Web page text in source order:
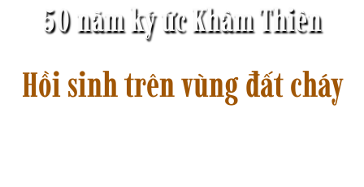
50 năm ký ức Khâm Thiên
Hồi sinh trên vùng đất cháy